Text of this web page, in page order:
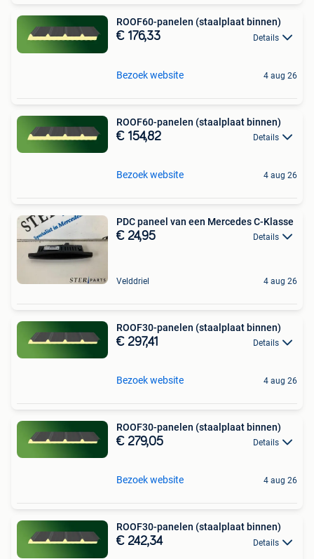
ROOF60-panelen (staalplaat binnen)
€ 176,33 Details
Bezoek website 4 aug 26
ROOF60-panelen (staalplaat binnen)
€ 154,82 Details
Bezoek website 4 aug 26
PDC paneel van een Mercedes C-Klasse
€ 24,95 Details
Velddriel 4 aug 26
ROOF30-panelen (staalplaat binnen)
€ 297,41 Details
Bezoek website 4 aug 26
ROOF30-panelen (staalplaat binnen)
€ 279,05 Details
Bezoek website 4 aug 26
ROOF30-panelen (staalplaat binnen)
€ 242,34 Details